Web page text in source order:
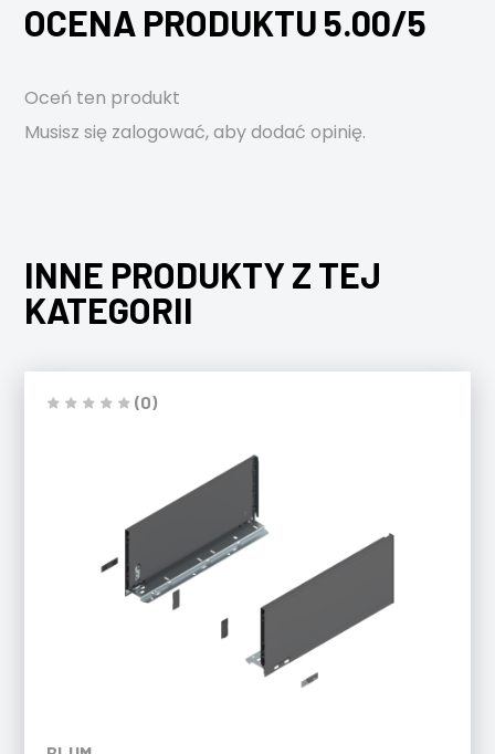
OCENA PRODUKTU 5.00/5
Oceń ten produkt
Musisz się zalogować, aby dodać opinię.
INNE PRODUKTY Z TEJ
KATEGORII
(0)